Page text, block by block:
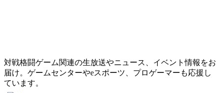
対戦格闘ゲーム関連の生放送やニュース、イベント情報をお
届け。ゲームセンターやeスポーツ、プロゲーマーも応援し
ています。